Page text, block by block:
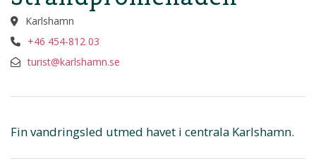
Karlshamn
+46 454-812 03
turist@karlshamn.se
Fin vandringsled utmed havet i centrala Karlshamn.